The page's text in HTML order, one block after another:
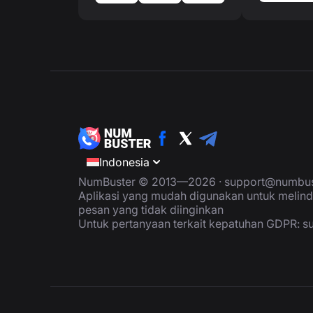
Indonesia
NumBuster © 2013—2026 ·
Aplikasi yang mudah digunakan untuk
pesan yang tidak diinginkan
Untuk pertanyaan terkait kepatuhan GDPR: